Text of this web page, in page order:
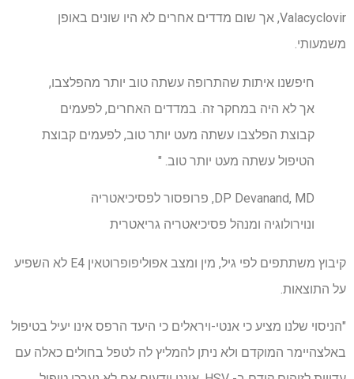
Valacyclovir, אך שום מדדים אחרים לא היו שונים באופן
משמעותי.
חיפשנו איתות שהתרופה עשתה טוב יותר מהפלצבו,
אך לא היה במחקר זה. במדדים האחרים, לפעמים
קבוצת הפלצבו עשתה מעט יותר טוב, לפעמים קבוצת
הטיפול עשתה מעט יותר טוב. "
DP Devanand, MD, פרופסור לפסיכיאטריה
ונוירולוגיה ומנהל פסיכיאטריה גריאטרית
קיבוץ משתתפים לפי גיל, מין ומצב אפוליפופרוטאין E4 לא השפיע
על התוצאות.
"הניסוי שלנו מציע כי אנטי-ויראלים כי היעד הרפס אינו יעיל בטיפול
באלצהיימר המוקדם ולא ניתן להמליץ לה לטפל בחולים כאלה עם